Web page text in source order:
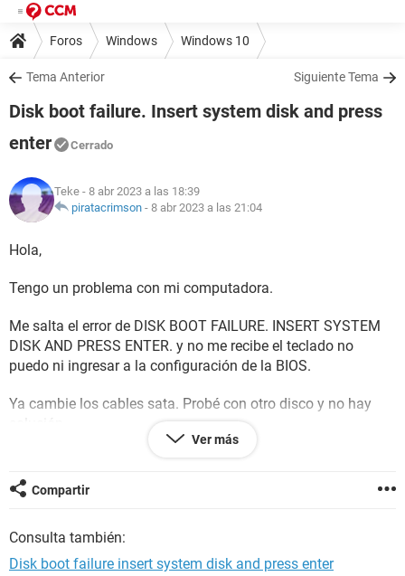
Foros Windows Windows 10
Tema Anterior Siguiente Tema
Disk boot failure. Insert system disk and press
enter
Cerrado
Teke - 8 abr 2023 a las 18:39
piratacrimson - 8 abr 2023 a las 21:04
Hola,
Tengo un problema con mi computadora.
Me salta el error de DISK BOOT FAILURE. INSERT SYSTEM
DISK AND PRESS ENTER. y no me recibe el teclado no
puedo ni ingresar a la configuración de la BIOS.
Ya cambie los cables sata. Probé con otro disco y no hay
solución.
gracias.
Android / Chrome 111.0.0.0
Ver más
Compartir
Consulta también:
Disk boot failure insert system disk and press enter